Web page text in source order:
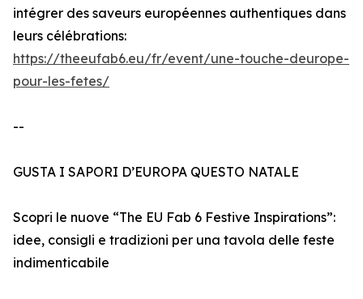
intégrer des saveurs européennes authentiques dans
leurs célébrations:
https://theeufab6.eu/fr/event/une-touche-deurope-
pour-les-fetes/
--
GUSTA I SAPORI D’EUROPA QUESTO NATALE
Scopri le nuove “The EU Fab 6 Festive Inspirations”:
idee, consigli e tradizioni per una tavola delle feste
indimenticabile